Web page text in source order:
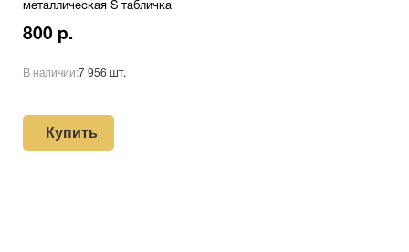
металлическая S табличка
800 р.
В наличии:7 956 шт.
Купить